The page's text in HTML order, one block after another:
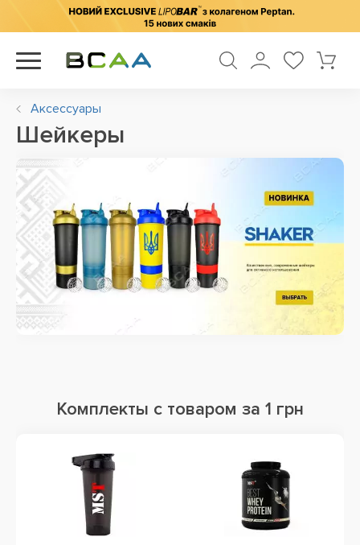
Аксессуары
Шейкеры
Комплекты с товаром за 1 грн